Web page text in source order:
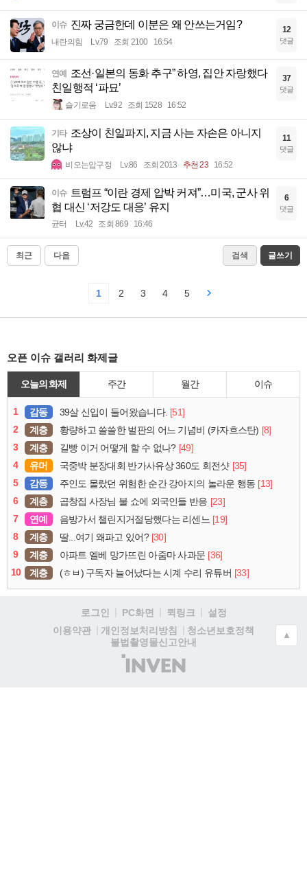
이슈 진짜 궁금한데 이분은 왜 안쓰는거임?
내란의힘 Lv.79 조회 2100 16:54
12
댓글
연예
조선·일본의 동화 추구” 하영, 집안 자랑했다
친일행적 ‘파묘’
슬기로움 Lv.92 조회 1528 16:52
37
댓글
기타 조상이 친일파지, 지금 사는 자손은 아니지
않냐
비오는압구정 Lv.86 조회 2013 추천 23 16:52
11
댓글
이슈
트럼프 “이란 경제 압박 커져”…미국, 군사 위
협 대신 ‘저강도 대응’ 유지
균터 Lv.42 조회 869 16:46
6
댓글
최근 다음 검색 글쓰기
1 2 3 4 5
오픈 이슈 갤러리 화제글
오늘의 화제 주간 월간 이슈
1 감동 39살 신입이 들어왔습니다. [51]
2
계층 황량하고 쓸쓸한 벌판의 어느 기념비 (카자흐스탄) [8]
3
계층 길빵 이거 어떻게 할 수 없나? [49]
4
유머 국중박 분장대회 반가사유상 360도 회전샷 [35]
5
감동 주인도 몰랐던 위험한 순간 강아지의 놀라운 행동 [13]
6
계층 곱창집 사장님 불 쇼에 외국인들 반응 [23]
7
연예 음방가서 챌린지거절당했다는 리센느 [19]
8
계층 딸...여기 왜파고 있어? [30]
9
계층 아파트 엘베 망가뜨린 아줌마 사과문 [36]
10
계층 (ㅎㅂ) 구독자 늘어났다는 시계 수리 유튜버 [33]
로그인 PC화면 퀵링크
설정
이용약관
개인정보처리방침
청소년보호정책
불법촬영물신고안내
(주)
인
▲